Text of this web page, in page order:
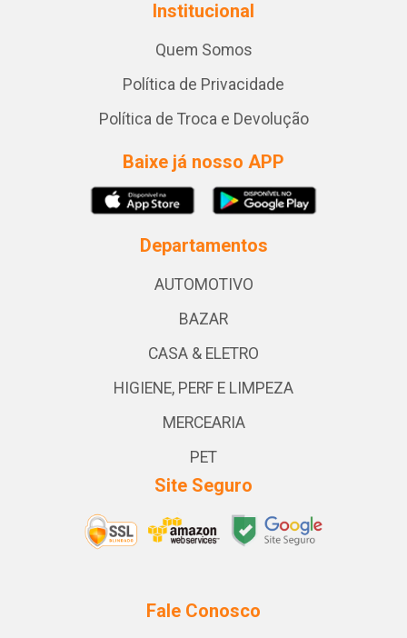
Institucional
Quem Somos
Política de Privacidade
Política de Troca e Devolução
Baixe já nosso APP
Departamentos
AUTOMOTIVO
BAZAR
CASA & ELETRO
HIGIENE, PERF E LIMPEZA
MERCEARIA
PET
Site Seguro
Fale Conosco